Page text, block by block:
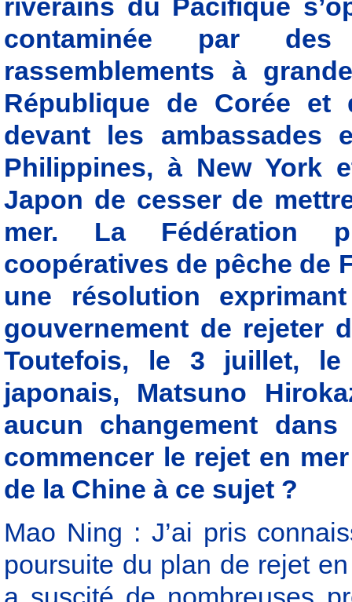
riverains du Pacifique
contaminée par des
rassemblements à
République de Corée
devant les
Philippines, à New York
Japon de cesser de
mer. La Fédération
coopératives de pêche de
une résolution
gouvernement de rejeter
Toutefois, le 3 juillet, le
japonais, Matsuno
aucun changement
commencer le rejet en
de la Chine à ce sujet ?
Mao Ning : J’ai pris
poursuite du plan de rejet